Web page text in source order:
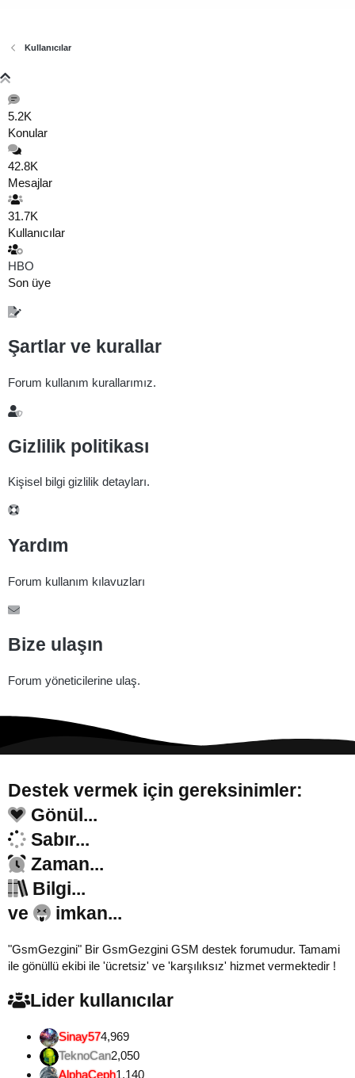
Kullanıcılar
5.2K
Konular
42.8K
Mesajlar
31.7K
Kullanıcılar
HBO
Son üye
Şartlar ve kurallar
Forum kullanım kurallarımız.
Gizlilik politikası
Kişisel bilgi gizlilik detayları.
Yardım
Forum kullanım kılavuzları
Bize ulaşın
Forum yöneticilerine ulaş.
Destek vermek için gereksinimler:
Gönül...
Sabır...
Zaman...
Bilgi...
ve
imkan...
"GsmGezgini" Bir GsmGezgini GSM destek forumudur. Tamami
ile gönüllü ekibi ile 'ücretsiz' ve 'karşılıksız' hizmet vermektedir !
Lider kullanıcılar
Sinay574,969
TeknoCan2,050
AlphaCeph1,140